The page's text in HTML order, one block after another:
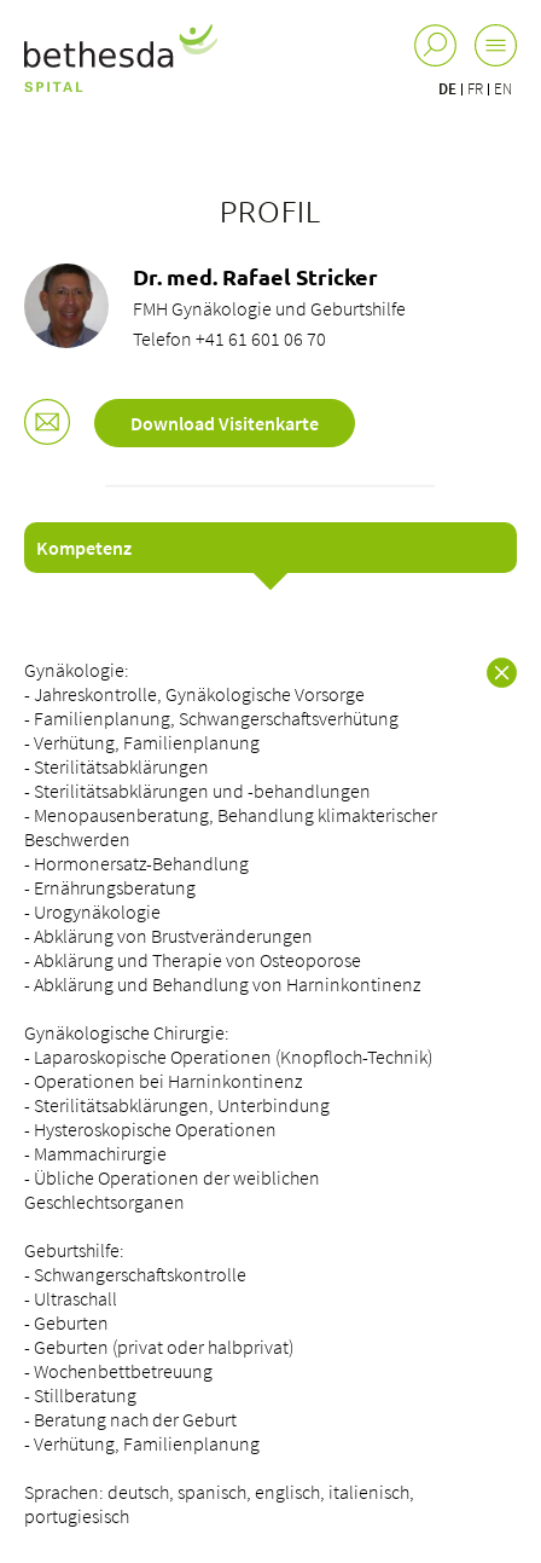
DE FR EN
Über uns
Blog
Zuweisende
Jobs & Karriere
Qualität
Fachbereiche
Personen
Veranstaltungen & Kurse
Notaufnahme
PROFIL
Dr. med. Rafael Stricker
FMH Gynäkologie und Geburtshilfe
Telefon +41 61 601 06 70
Download Visitenkarte
Kompetenz
Gynäkologie:
- Jahreskontrolle, Gynäkologische Vorsorge
- Familienplanung, Schwangerschaftsverhütung
- Verhütung, Familienplanung
- Sterilitätsabklärungen
- Sterilitätsabklärungen und -behandlungen
- Menopausenberatung, Behandlung klimakterischer
Beschwerden
- Hormonersatz-Behandlung
- Ernährungsberatung
- Urogynäkologie
- Abklärung von Brustveränderungen
- Abklärung und Therapie von Osteoporose
- Abklärung und Behandlung von Harninkontinenz
Gynäkologische Chirurgie:
- Laparoskopische Operationen (Knopfloch-Technik)
- Operationen bei Harninkontinenz
- Sterilitätsabklärungen, Unterbindung
- Hysteroskopische Operationen
- Mammachirurgie
- Übliche Operationen der weiblichen
Geschlechtsorganen
Geburtshilfe:
- Schwangerschaftskontrolle
- Ultraschall
- Geburten
- Geburten (privat oder halbprivat)
- Wochenbettbetreuung
- Stillberatung
- Beratung nach der Geburt
- Verhütung, Familienplanung
Sprachen: deutsch, spanisch, englisch, italienisch,
portugiesisch